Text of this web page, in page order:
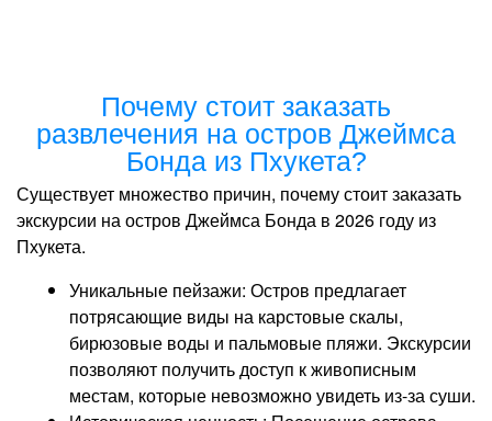
Почему стоит заказать
развлечения на остров Джеймса
Бонда из Пхукета?
Существует множество причин, почему стоит заказать
экскурсии на остров Джеймса Бонда в 2026 году из
Пхукета.
Уникальные пейзажи: Остров предлагает
потрясающие виды на карстовые скалы,
бирюзовые воды и пальмовые пляжи. Экскурсии
позволяют получить доступ к живописным
местам, которые невозможно увидеть из-за суши.